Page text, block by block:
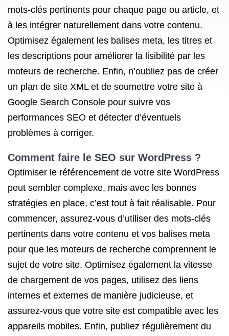
mots-clés pertinents pour chaque page ou article, et
à les intégrer naturellement dans votre contenu.
Optimisez également les balises meta, les titres et
les descriptions pour améliorer la lisibilité par les
moteurs de recherche. Enfin, n’oubliez pas de créer
un plan de site XML et de soumettre votre site à
Google Search Console pour suivre vos
performances SEO et détecter d’éventuels
problèmes à corriger.
Comment faire le SEO sur WordPress ?
Optimiser le référencement de votre site WordPress
peut sembler complexe, mais avec les bonnes
stratégies en place, c’est tout à fait réalisable. Pour
commencer, assurez-vous d’utiliser des mots-clés
pertinents dans votre contenu et vos balises meta
pour que les moteurs de recherche comprennent le
sujet de votre site. Optimisez également la vitesse
de chargement de vos pages, utilisez des liens
internes et externes de manière judicieuse, et
assurez-vous que votre site est compatible avec les
appareils mobiles. Enfin, publiez régulièrement du